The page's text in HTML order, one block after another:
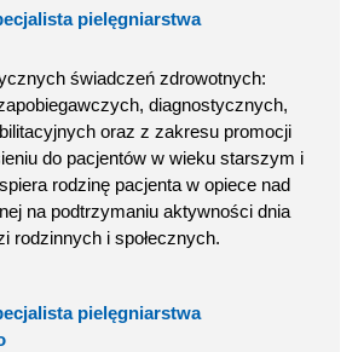
pielęgniarstwa
świadczeń zdrowotnych:
diagnostycznych,
oraz z zakresu promocji
do pacjentów w wieku starszym i
rodzinę pacjenta w opiece nad
na podtrzymaniu aktywności dnia
rodzinnych i społecznych.
pielęgniarstwa